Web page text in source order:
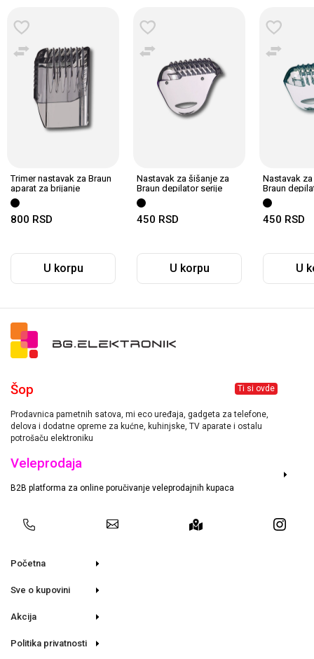
Trimer nastavak za Braun
aparat za brijanje
5601621
800 RSD
U korpu
Nastavak za šišanje za
Braun depilator serije
SilkEpil 3
450 RSD
U korpu
Nastavak
Braun
SilkEpil 3/5
450 RSD
U
Ti si ovde
Šop
Prodavnica pametnih satova, mi eco uređaja, gadgeta za telefone,
delova i dodatne opreme za kućne, kuhinjske, TV aparate i ostalu
potrošaču elektroniku
Veleprodaja
B2B platforma za online poručivanje veleprodajnih kupaca
Početna
Sve o kupovini
Akcija
Politika privatnosti